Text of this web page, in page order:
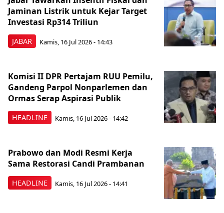
JABAR
Jaminan Listrik untuk Kejar Target
Investasi Rp314 Triliun
Kamis, 16 Jul 2026 - 14:43
HEADLINE
Komisi II DPR Pertajam RUU Pemilu,
Gandeng Parpol Nonparlemen dan
Ormas Serap Aspirasi Publik
Kamis, 16 Jul 2026 - 14:42
HEADLINE
Prabowo dan Modi Resmi Kerja
Sama Restorasi Candi Prambanan
Kamis, 16 Jul 2026 - 14:41